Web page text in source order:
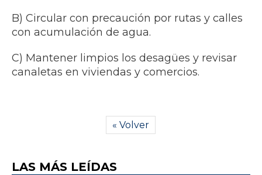
B) Circular con precaución por rutas y calles
con acumulación de agua.
C) Mantener limpios los desagües y revisar
canaletas en viviendas y comercios.
« Volver
LAS MÁS LEÍDAS